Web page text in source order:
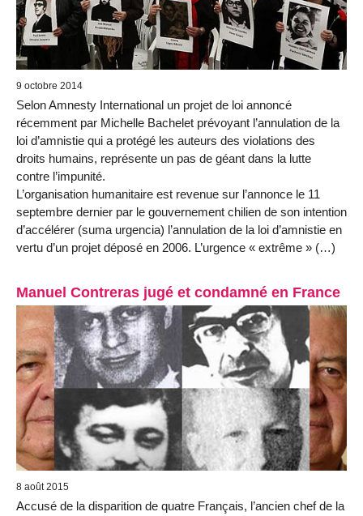
9 octobre 2014
Selon Amnesty International un projet de loi annoncé
récemment par Michelle Bachelet prévoyant l’annulation de la
loi d’amnistie qui a protégé les auteurs des violations des
droits humains, représente un pas de géant dans la lutte
contre l’impunité.
L’organisation humanitaire est revenue sur l’annonce le 11
septembre dernier par le gouvernement chilien de son intention
d’accélérer (suma urgencia) l’annulation de la loi d’amnistie en
vertu d’un projet déposé en 2006. L’urgence « extrême » (…)
Manuel Contreras jugé et condamné en France
8 août 2015
Accusé de la disparition de quatre Français, l’ancien chef de la